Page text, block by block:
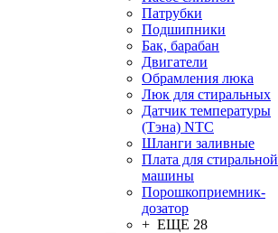
Патрубки
Подшипники
Бак, барабан
Двигатели
Обрамления люка
Люк для стиральных
Датчик температуры
(Тэна) NTC
Шланги заливные
Плата для стиральной
машины
Порошкоприемник-
дозатор
+ ЕЩЕ 28